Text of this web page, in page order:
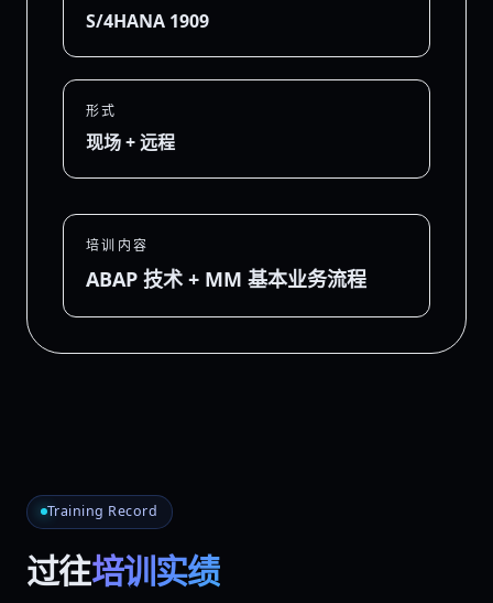
S/4HANA 1909
形式
现场 + 远程
培训内容
ABAP 技术 + MM 基本业务流程
Training Record
过往培训实绩